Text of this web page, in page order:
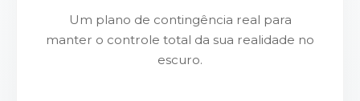
Um plano de contingência real para
manter o controle total da sua realidade no
escuro.